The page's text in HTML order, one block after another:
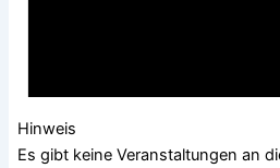
Hinweis
Es gibt keine Veranstaltungen an